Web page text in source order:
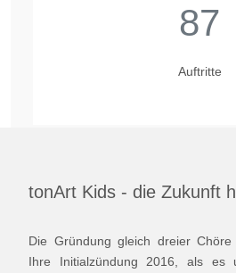
87
Auftritte
tonArt Kids - die Zukunft
Die Gründung gleich dreier
Ihre Initialzündung 2016, als es